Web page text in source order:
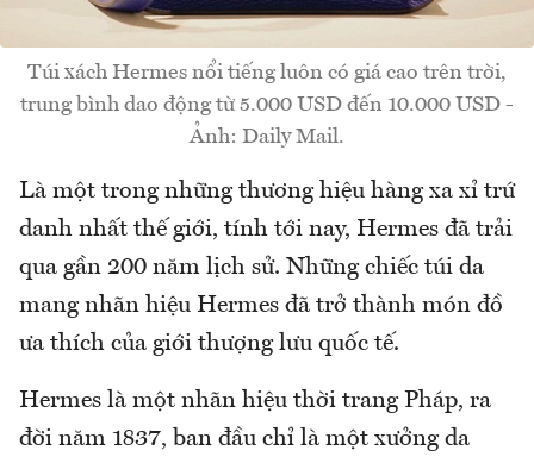
Túi xách Hermes nổi tiếng luôn có giá cao trên trời,
trung bình dao động từ 5.000 USD đến 10.000 USD -
Ảnh: Daily Mail.
Là một trong những thương hiệu hàng xa xỉ trứ
danh nhất thế giới, tính tới nay, Hermes đã trải
qua gần 200 năm lịch sử. Những chiếc túi da
mang nhãn hiệu Hermes đã trở thành món đồ
ưa thích của giới thượng lưu quốc tế.
Hermes là một nhãn hiệu thời trang Pháp, ra
đời năm 1837, ban đầu chỉ là một xưởng da